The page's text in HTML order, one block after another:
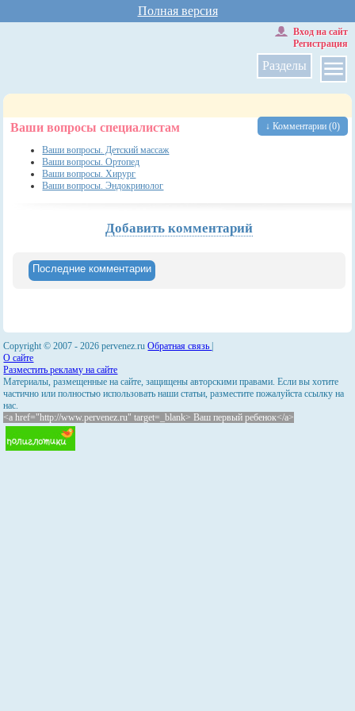
Полная версия
Разделы
Вход на сайт
Регистрация
↓ Комментарии (0)
Ваши вопросы специалистам
Ваши вопросы. Детский массаж
Ваши вопросы. Ортопед
Ваши вопросы. Хирург
Ваши вопросы. Эндокринолог
Добавить комментарий
Последние комментарии
Copyright © 2007 -2026 pervenez.ruОбратная связь
О сайте
Разместить рекламу на сайте
Материалы, размещенные на сайте, защищены авторскими правами. Если вы хотите
частично или полностью использовать наши статьи, разместите пожалуйста ссылку на
нас.
<a href="http://www.pervenez.ru" target=_blank> Ваш первый ребенок</a>